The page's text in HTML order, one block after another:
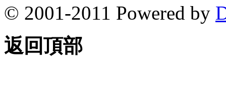
© 2001-2011 Powered by
返回頂部